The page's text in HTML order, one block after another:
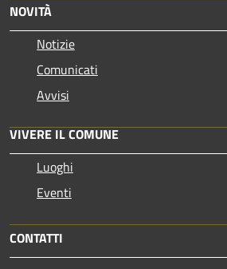
NOVITÀ
Notizie
Comunicati
Avvisi
VIVERE IL COMUNE
Luoghi
Eventi
CONTATTI